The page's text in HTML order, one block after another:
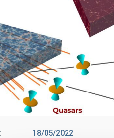
18/05/2022